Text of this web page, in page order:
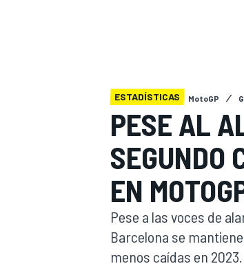
WEC
ESTADÍSTICAS MotoGP
PESE AL
SEGUNDO
EN
Pese a las voces de
Barcelona se
menos caídas en 2023.